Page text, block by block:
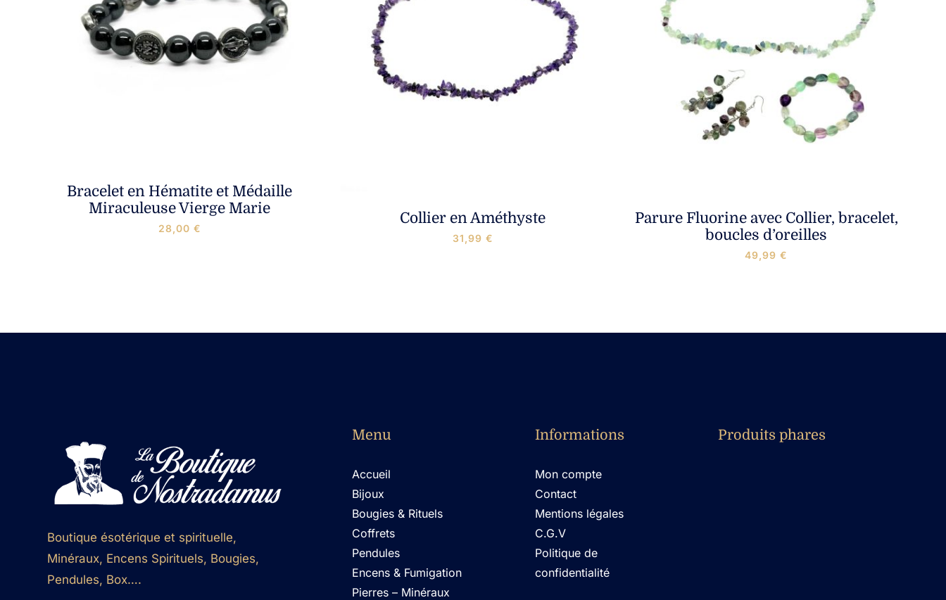
Bracelet en Hématite et Médaille
Miraculeuse Vierge Marie
28,00 €
Collier en Améthyste
31,99 €
Parure Fluorine avec Collier, bracelet,
boucles d’oreilles
49,99€
Boutique ésotérique et spirituelle,
Minéraux, Encens Spirituels, Bougies,
Pendules, Box….
Menu
Accueil
Bijoux
Bougies & Rituels
Coffrets
Pendules
Encens & Fumigation
Pierres – Minéraux
Informations
Mon compte
Contact
Mentions légales
C.G.V
Politique de
confidentialité
Produits phares